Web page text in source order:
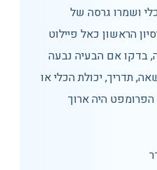
ושמרו גרסה של
הראשון כאל פיילוט
בדקו אם הבעיה נבעה
תדריך, יכולת הכלי או
היה ארוך